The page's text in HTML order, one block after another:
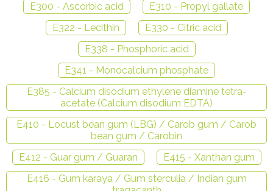
E300 - Ascorbic acid
E310 - Propyl gallate
E322 - Lecithin
E330 - Citric acid
E338 - Phosphoric acid
E341 - Monocalcium phosphate
E385 - Calcium disodium ethylene diamine tetra-
acetate (Calcium disodium EDTA)
E410 - Locust bean gum (LBG) / Carob gum / Carob
bean gum / Carobin
E412 - Guar gum / Guaran
E415 - Xanthan gum
E416 - Gum karaya / Gum sterculia / Indian gum